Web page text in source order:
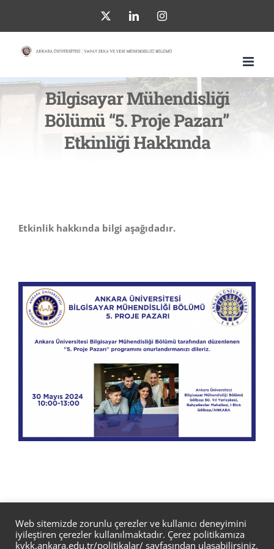
to
content
LinkedInInstagram
Bilgisayar Mühendisliği
Bölümü “5. Proje Pazarı”
Etkinliği Hakkında
Etkinlik hakkında bilgi aşağıdadır.
Web sitemizde zorunlu çerezler ve kullanıcı deneyimini
iyileştiren çerezler kullanılmaktadır. Çerez politikamıza
kvkk.ankara.edu.tr/politikalar/ sayfasından ulaşabilirsiniz.